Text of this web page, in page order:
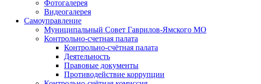
Фотогалерея
Видеогалерея
Самоуправление
Муниципальный Совет Гаврилов-Ямского МО
Контрольно-счетная палата
Контрольно-счётная палата
Деятельность
Правовые документы
Противодействие коррупции